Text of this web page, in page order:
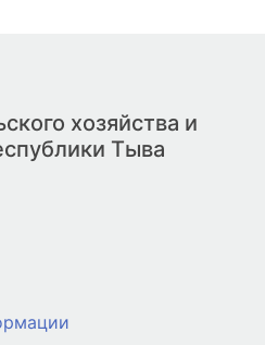
хозяйства и
Тыва